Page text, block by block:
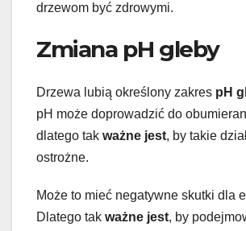
drzewom być zdrowymi.
Zmiana pH gleby
Drzewa lubią określony zakres pH
pH może doprowadzić do
dlatego tak ważne jest, by takie
ostrożne.
Może to mieć negatywne skutki dla
Dlatego tak ważne jest, by